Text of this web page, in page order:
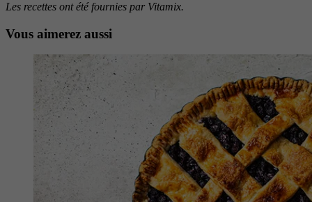
Les recettes ont été fournies par Vitamix.
Vous aimerez aussi